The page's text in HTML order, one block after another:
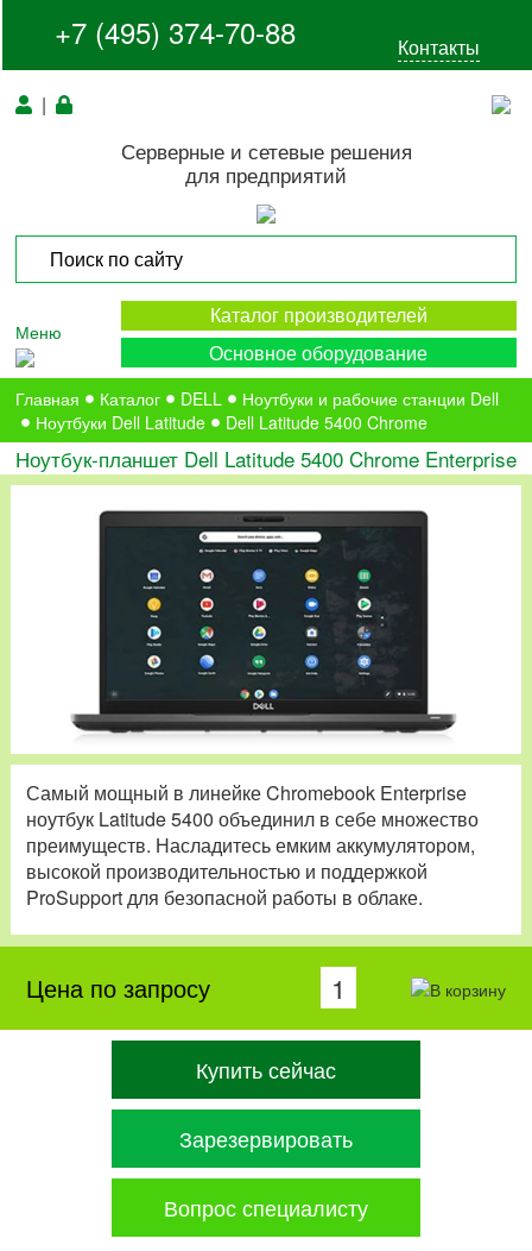
+7 (495) 374-70-88 Контакты
|
Серверные и сетевые решения
для предприятий
Меню
Каталог производителей
Основное оборудование
Главная Каталог DELL
Ноутбуки и рабочие станции Dell
Ноутбуки Dell Latitude
Dell Latitude 5400 Chrome
Ноутбук-планшет Dell Latitude 5400 Chrome Enterprise
Самый мощный в линейке Chromebook Enterprise
ноутбук Latitude 5400 объединил в себе множество
преимуществ. Насладитесь емким аккумулятором,
высокой производительностью и поддержкой
ProSupport для безопасной работы в облаке.
Цена по запросу
Купить сейчас
Зарезервировать
Вопрос специалисту